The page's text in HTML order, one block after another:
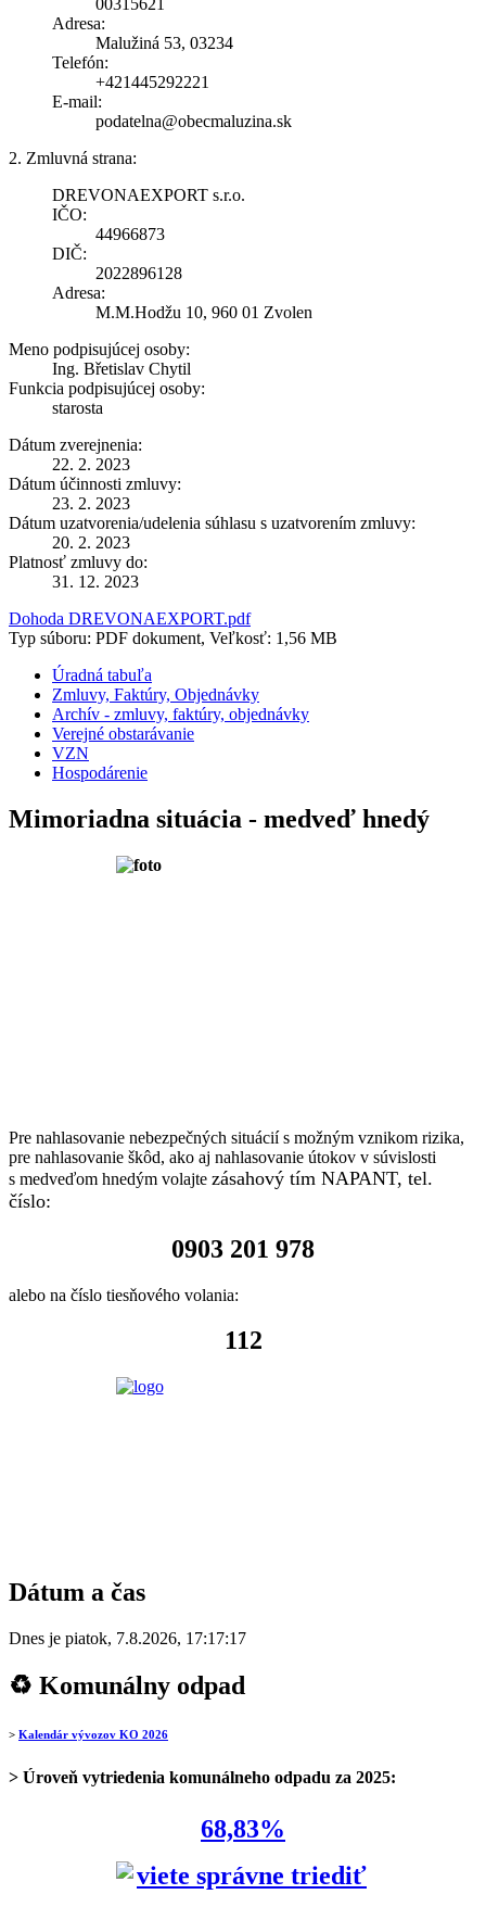
Adresa:
Malužiná 53, 03234
Telefón:
+421445292221
E-mail:
podatelna@obecmaluzina.sk
2. Zmluvná strana:
DREVONAEXPORT s.r.o.
IČO:
44966873
DIČ:
2022896128
Adresa:
M.M.Hodžu 10, 960 01 Zvolen
Meno podpisujúcej osoby:
Ing. Břetislav Chytil
Funkcia podpisujúcej osoby:
starosta
Dátum zverejnenia:
22. 2. 2023
Dátum účinnosti zmluvy:
23. 2. 2023
Dátum uzatvorenia/udelenia súhlasu s uzatvorením zmluvy:
20. 2. 2023
Platnosť zmluvy do:
31. 12. 2023
Dohoda DREVONAEXPORT.pdf
Typ súboru: PDF dokument, Veľkosť: 1,56 MB
Úradná tabuľa
Zmluvy, Faktúry, Objednávky
Archív - zmluvy, faktúry, objednávky
Verejné obstarávanie
VZN
Hospodárenie
Mimoriadna situácia - medveď hnedý
Pre nahlasovanie nebezpečných situácií s možným vznikom rizika,
pre nahlasovanie škôd, ako aj nahlasovanie útokov v súvislosti
s medveďom hnedým volajte zásahový tím NAPANT, tel.
číslo:
0903 201 978
alebo na číslo tiesňového volania:
112
Dátum a čas
Dnes je piatok, 7.8.2026, 17:17:17
♻ Komunálny odpad
> Kalendár vývozov KO 2026
> Úroveň vytriedenia komunálneho odpadu za 2025:
68,83%